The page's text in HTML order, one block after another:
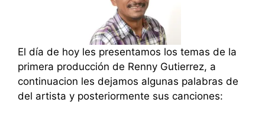
El día de hoy les presentamos los temas de la
primera producción de Renny Gutierrez, a
continuacion les dejamos algunas palabras de
del artista y posteriormente sus canciones: